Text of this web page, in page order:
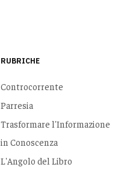
RUBRICHE
Controcorrente
Parresia
Trasformare l'Informazione
in Conoscenza
L'Angolo del Libro